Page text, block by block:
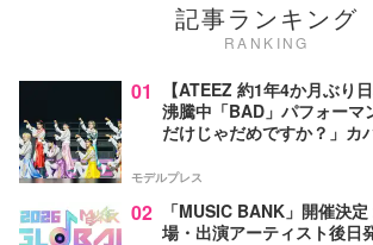
記事ランキング
RANKING
01
【ATEEZ 約1年4か月ぶり
沸騰中「BAD」パフォーマ
だけじゃだめですか？」カ
モデルプレス
02
「MUSIC BANK」開催決
場・出演アーティスト後日